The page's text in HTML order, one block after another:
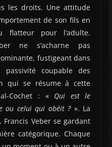
les droits. Une attitude
de son fils en
flatteur pour l’adulte.
ne s’acharne pas
fustigeant dans
coupable des
qui se résume à cette
Cochet : « Qui est le
ou celui qui obéit ?». La
Veber se gardant
catégorique. Chaque